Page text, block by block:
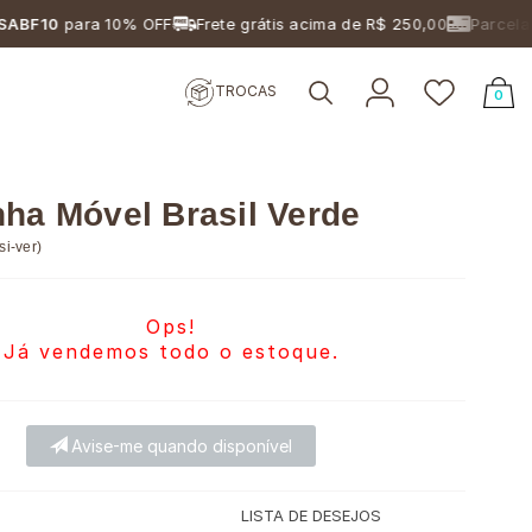
para 10% OFF Frete grátis acima de R$ 250,00 Parcelamento
TROCAS 0
Móvel Brasil Verde
ver)
Ops!
Já vendemos todo o estoque.
Avise-me quando disponível
LISTA DE DESEJOS